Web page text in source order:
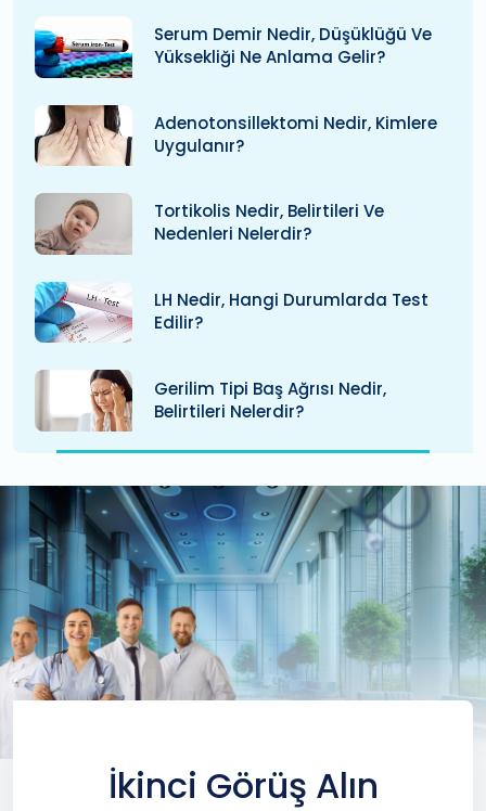
Serum Demir Nedir, Düşüklüğü Ve
Yüksekliği Ne Anlama Gelir?
Adenotonsillektomi Nedir, Kimlere
Uygulanır?
Tortikolis Nedir, Belirtileri Ve
Nedenleri Nelerdir?
LH Nedir, Hangi Durumlarda Test
Edilir?
Gerilim Tipi Baş Ağrısı Nedir,
Belirtileri Nelerdir?
İkinci Görüş Alın